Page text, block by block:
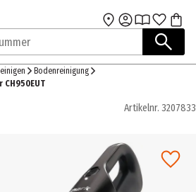
Zum Hauptinhalt
Bodenreinigung
Artikelnr. 3207833